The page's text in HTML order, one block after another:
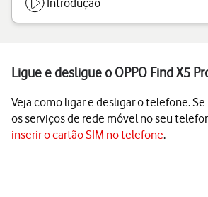
Introdução
Ligue e desligue o OPPO Find X5
Veja como ligar e desligar o telefone.
os serviços de rede móvel no seu
inserir o cartão SIM no telefone.